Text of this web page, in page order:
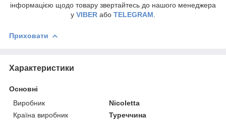
інформацією щодо товару звертайтесь до нашого менеджера
у VIBER або TELEGRAM
Приховати
Характеристики
Основні
Виробник
Nicoletta
Країна виробник
Туреччина